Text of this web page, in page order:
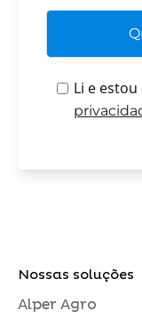
Li e
Nossas soluções
Alper Agro